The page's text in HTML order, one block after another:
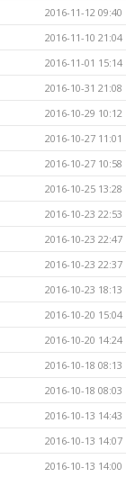
2016-11-12 09:40
2016-11-10 21:04
2016-11-01 15:14
2016-10-31 21:08
2016-10-29 10:12
2016-10-27 11:01
2016-10-27 10:58
2016-10-25 13:28
2016-10-23 22:53
2016-10-23 22:47
2016-10-23 22:37
2016-10-23 18:13
2016-10-20 15:04
2016-10-20 14:24
2016-10-18 08:13
2016-10-18 08:03
2016-10-13 14:43
2016-10-13 14:07
2016-10-13 14:00